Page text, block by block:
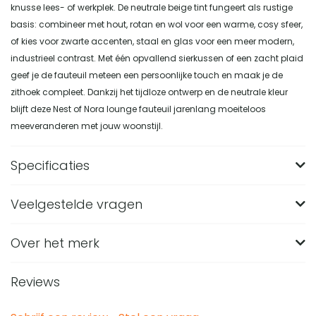
knusse lees- of werkplek. De neutrale beige tint fungeert als rustige
basis: combineer met hout, rotan en wol voor een warme, cosy sfeer,
of kies voor zwarte accenten, staal en glas voor een meer modern,
industrieel contrast. Met één opvallend sierkussen of een zacht plaid
geef je de fauteuil meteen een persoonlijke touch en maak je de
zithoek compleet. Dankzij het tijdloze ontwerp en de neutrale kleur
blijft deze Nest of Nora lounge fauteuil jarenlang moeiteloos
meeveranderen met jouw woonstijl.
Specificaties
Merk
Hoogte (in CM)
Materiaal Stof, Stoffen
Veelgestelde vragen
Wat zijn de afmetingen van de Nest of Nora
De Nest of Nora Stoffen fauteuil Ember heeft een formaat
Ember gemaakt?
Over het merk
Reviews